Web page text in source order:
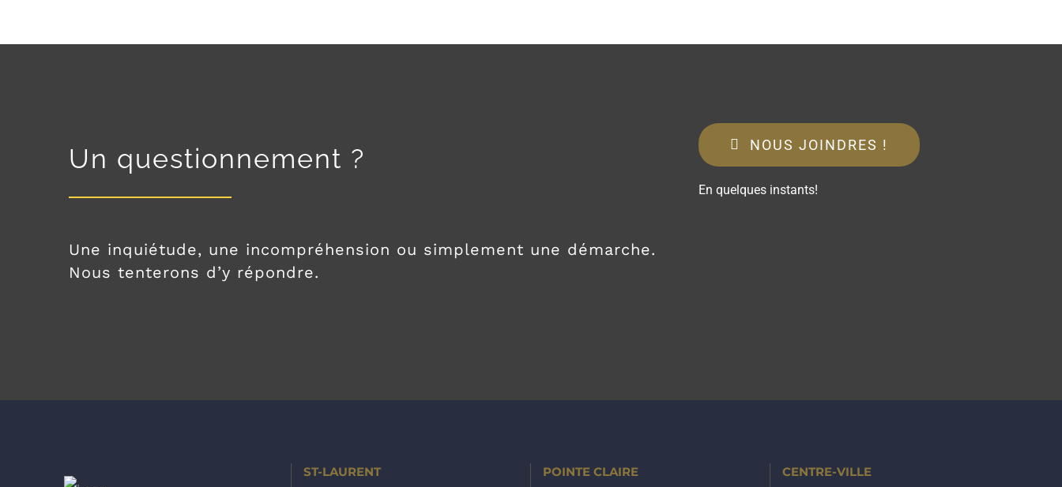
Un questionnement ?
Une inquiétude, une incompréhension ou simplement une démarche.
Nous tenterons d’y répondre.
NOUS JOINDRES !
En quelques instants!
ST-LAURENT POINTE CLAIRE CENTRE-VILLE